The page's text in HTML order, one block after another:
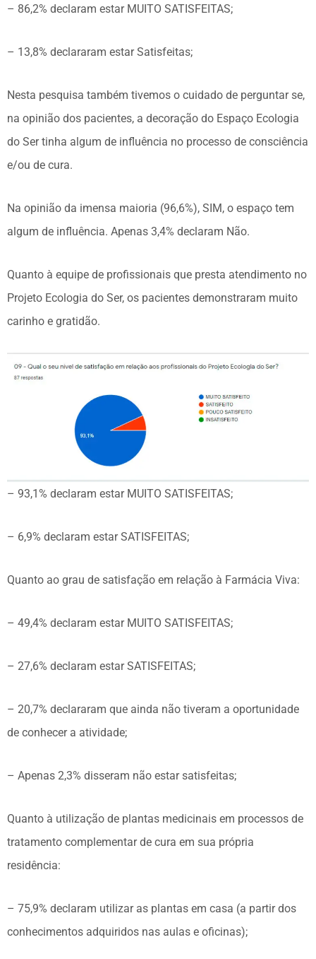
– 86,2% declaram estar MUITO SATISFEITAS;
– 13,8% declararam estar Satisfeitas;
Nesta pesquisa também tivemos o cuidado de perguntar se,
na opinião dos pacientes, a decoração do Espaço Ecologia
do Ser tinha algum de influência no processo de consciência
e/ou de cura.
Na opinião da imensa maioria (96,6%), SIM, o espaço tem
algum de influência. Apenas 3,4% declaram Não.
Quanto à equipe de profissionais que presta atendimento no
Projeto Ecologia do Ser, os pacientes demonstraram muito
carinho e gratidão.
– 93,1% declaram estar MUITO SATISFEITAS;
– 6,9% declaram estar SATISFEITAS;
Quanto ao grau de satisfação em relação à Farmácia Viva:
– 49,4% declaram estar MUITO SATISFEITAS;
– 27,6% declaram estar SATISFEITAS;
– 20,7% declararam que ainda não tiveram a oportunidade
de conhecer a atividade;
– Apenas 2,3% disseram não estar satisfeitas;
Quanto à utilização de plantas medicinais em processos de
tratamento complementar de cura em sua própria
residência:
– 75,9% declaram utilizar as plantas em casa (a partir dos
conhecimentos adquiridos nas aulas e oficinas);